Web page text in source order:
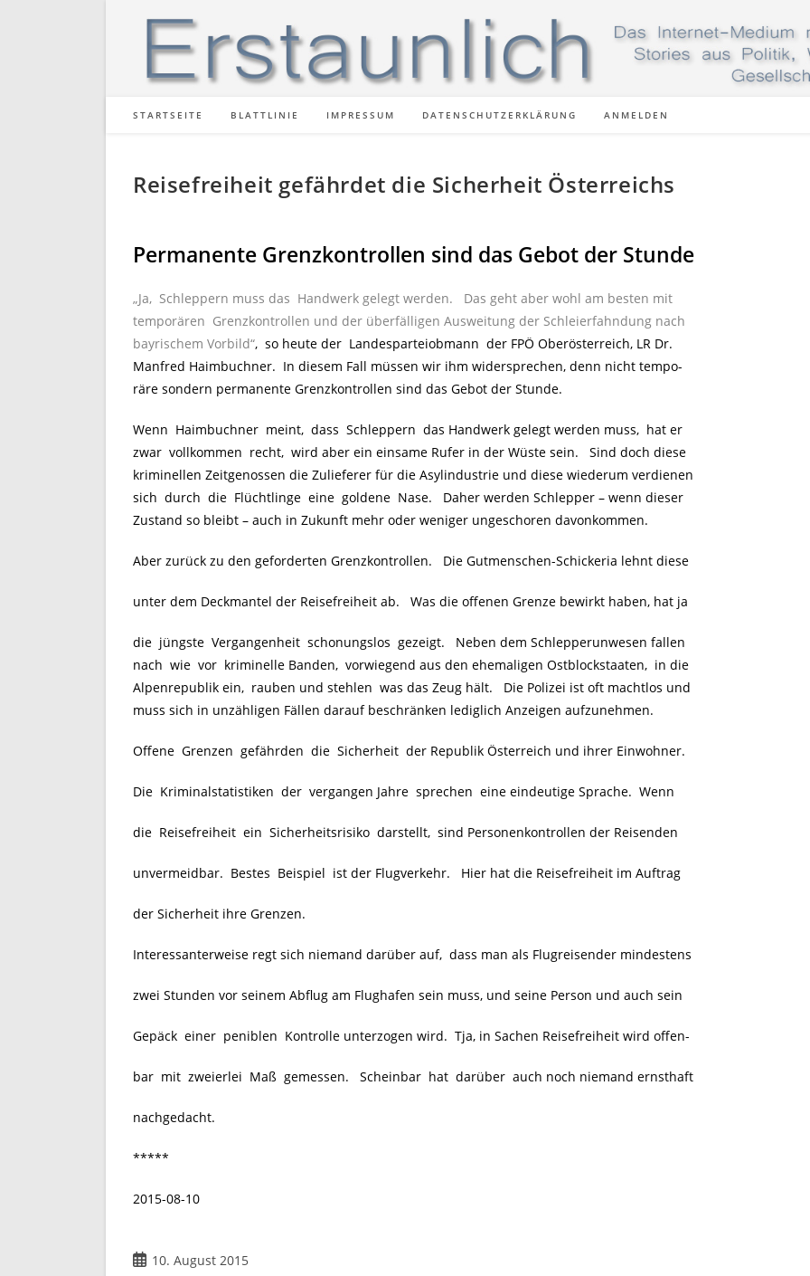
STARTSEITE BLATTLINIE IMPRESSUM DATENSCHUTZERKLÄRUNG ANMELDEN
Reisefreiheit gefährdet die Sicherheit Österreichs
Permanente Grenzkontrollen sind das Gebot der Stunde
„Ja, Schleppern muss das Handwerk gelegt werden. Das geht aber wohl am besten mit
temporären Grenzkontrollen und der überfälligen Ausweitung der Schleierfahndung nach
bayrischem Vorbild“, so heute der Landesparteiobmann der FPÖ Oberösterreich, LR Dr.
Manfred Haimbuchner. In diesem Fall müssen wir ihm widersprechen, denn nicht tempo-
räre sondern permanente Grenzkontrollen sind das Gebot der Stunde.
Wenn Haimbuchner meint, dass Schleppern das Handwerk gelegt werden muss, hat er
zwar vollkommen recht, wird aber ein einsame Rufer in der Wüste sein. Sind doch diese
kriminellen Zeitgenossen die Zulieferer für die Asylindustrie und diese wiederum verdienen
sich durch die Flüchtlinge eine goldene Nase. Daher werden Schlepper – wenn dieser
Zustand so bleibt – auch in Zukunft mehr oder weniger ungeschoren davonkommen.
Aber zurück zu den geforderten Grenzkontrollen. Die Gutmenschen-Schickeria lehnt diese
unter dem Deckmantel der Reisefreiheit ab. Was die offenen Grenze bewirkt haben, hat ja
die jüngste Vergangenheit schonungslos gezeigt. Neben dem Schlepperunwesen fallen
nach wie vor kriminelle Banden, vorwiegend aus den ehemaligen Ostblockstaaten, in die
Alpenrepublik ein, rauben und stehlen was das Zeug hält. Die Polizei ist oft machtlos und
muss sich in unzähligen Fällen darauf beschränken lediglich Anzeigen aufzunehmen.
Offene Grenzen gefährden die Sicherheit der Republik Österreich und ihrer Einwohner.
Die Kriminalstatistiken der vergangen Jahre sprechen eine eindeutige Sprache. Wenn
die Reisefreiheit ein Sicherheitsrisiko darstellt, sind Personenkontrollen der Reisenden
unvermeidbar. Bestes Beispiel ist der Flugverkehr. Hier hat die Reisefreiheit im Auftrag
der Sicherheit ihre Grenzen.
Interessanterweise regt sich niemand darüber auf, dass man als Flugreisender mindestens
zwei Stunden vor seinem Abflug am Flughafen sein muss, und seine Person und auch sein
Gepäck einer peniblen Kontrolle unterzogen wird. Tja, in Sachen Reisefreiheit wird offen-
bar mit zweierlei Maß gemessen. Scheinbar hat darüber auch noch niemand ernsthaft
nachgedacht.
*****
2015-08-10
Beitrag10. August 2015